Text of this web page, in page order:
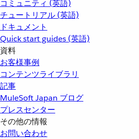
コミュニティ (英語)
チュートリアル (英語)
ドキュメント
Quick start guides (英語)
資料
お客様事例
コンテンツライブラリ
記事
MuleSoft Japan ブログ
プレスセンター
その他の情報
お問い合わせ